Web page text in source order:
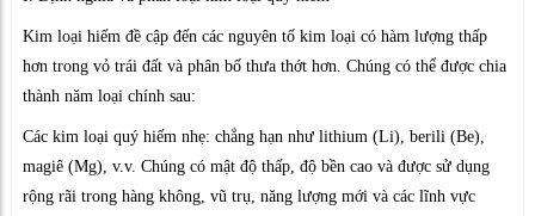
Kim loại hiếm đề cập đến các nguyên tố kim loại có hàm lượng thấp
hơn trong vỏ trái đất và phân bố thưa thớt hơn. Chúng có thể được chia
thành năm loại chính sau:
Các kim loại quý hiếm nhẹ: chẳng hạn như lithium (Li), berili (Be),
magiê (Mg), v.v. Chúng có mật độ thấp, độ bền cao và được sử dụng
rộng rãi trong hàng không, vũ trụ, năng lượng mới và các lĩnh vực